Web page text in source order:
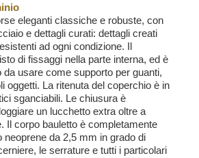
eleganti classiche e robuste, con
e dettagli curati: dettagli creati
ad ogni condizione. Il
di fissaggi nella parte interna, ed è
da usare come supporto per guanti,
oggetti. La ritenuta del coperchio è in
sganciabili. Le chiusura è
un lucchetto extra oltre a
Il corpo bauletto è completamente
neoprene da 2,5 mm in grado di
le serrature e tutti i particolari